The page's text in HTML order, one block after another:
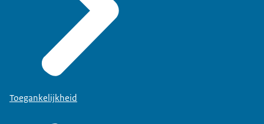
Toegankelijkheid